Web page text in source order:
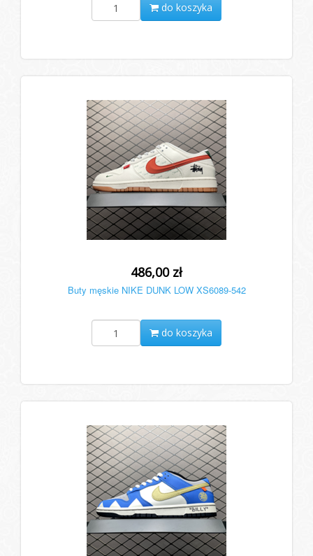
do koszyka
486,00 zł
Buty męskie NIKE DUNK LOW XS6089-542
do koszyka